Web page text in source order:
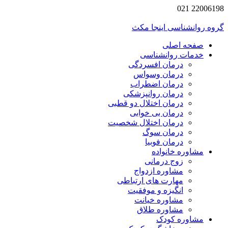
روانشناسی اینجا مکث
صفحه اصلی
خدمات روانشناسی
درمان افسردگی
درمان وسواس
درمان اضطراب
درمان روانپزشکی
درمان اختلال دو قطبی
درمان بی خوابی
درمان اختلال شخصیت
درمان سوگ
درمان فوبیا
مشاوره خانواده
زوج درمانی
مشاوره ازدواج
مهارت های ارتباطی
انگیزه و موفقیت
مشاوره خیانت
مشاوره طلاق
مشاوره کودک